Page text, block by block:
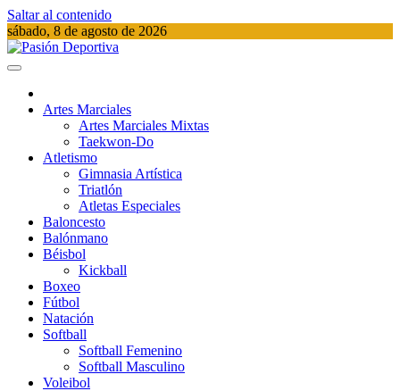
Saltar al contenido
sábado, 8 de agosto de 2026
Artes Marciales
Artes Marciales Mixtas
Taekwon-Do
Atletismo
Gimnasia Artística
Triatlón​
Atletas Especiales
Baloncesto
Balónmano
Béisbol
Kickball​
Boxeo
Fútbol
Natación​
Softball​
Softball​ Femenino
Softball​ Masculino
Voleibol​